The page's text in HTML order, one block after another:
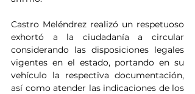
Castro Meléndrez realizó un respetuoso
exhortó a la ciudadanía a circular
considerando las disposiciones legales
vigentes en el estado, portando en su
vehículo la respectiva documentación,
así como atender las indicaciones de los